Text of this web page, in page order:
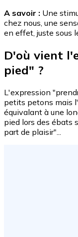
A savoir : Une
chez nous, une
en effet, juste sous
D'où vient
pied" ?
L'expression
petits petons mais
équivalant à une
pied lors des ébats
part de plaisir"...